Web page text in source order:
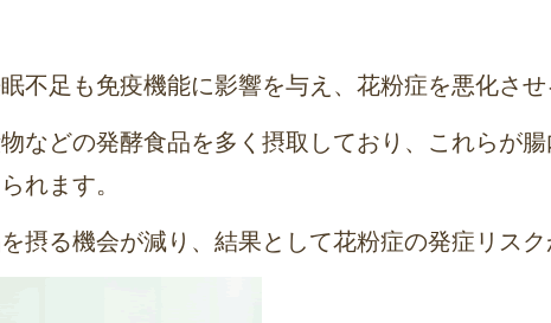
不足も免疫機能に影響を与え、花粉症を悪化さ
などの発酵食品を多く摂取しており、これらが
れます。
摂る機会が減り、結果として花粉症の発症リス